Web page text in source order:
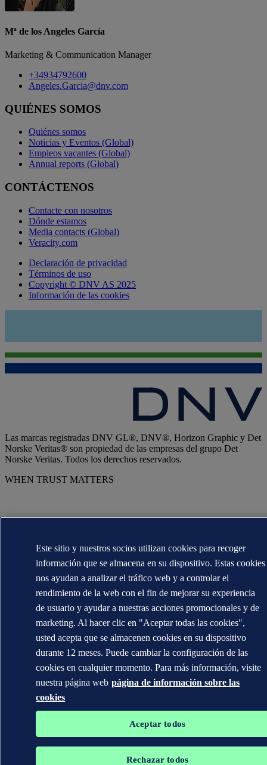
Mª de los Angeles García
Marketing & Communication Manager
+34934792600
Angeles.Garcia@dnv.com
QUIÉNES SOMOS
Quiénes somos
Noticias y Eventos (Global)
Empleos vacantes (Global)
Annual reports (Global)
CONTÁCTENOS
Contacte con nosotros
Dónde estamos
Media contacts (Global)
Veracity.com
Declaración de privacidad
Términos de uso
Copyright © DNV AS 2025
Información de las cookies
Las marcas registradas DNV GL®, DNV®, Horizon Graphic y Det
Norske Veritas® son propiedad de las empresas del grupo Det
Norske Veritas. Todos los derechos reservados.
WHEN TRUST MATTERS
Este sitio y nuestros socios utilizan cookies para recoger
información que se almacena en su dispositivo. Estas cookies
nos ayudan a analizar el tráfico web y a controlar el
rendimiento de la web con el fin de mejorar su experiencia
de usuario y ayudar a nuestras acciones promocionales y de
marketing. Al hacer clic en "Aceptar todas las cookies",
usted acepta que se almacenen cookies en su dispositivo
durante 12 meses. Puede cambiar la configuración de las
cookies en cualquier momento. Para más información, visite
nuestra página web página de información sobre las
cookies
Aceptar todos
Rechazar todos